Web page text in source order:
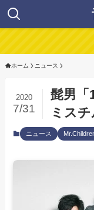
ホーム ニュース
髭男「
ミス
2020
7/31
ニュース